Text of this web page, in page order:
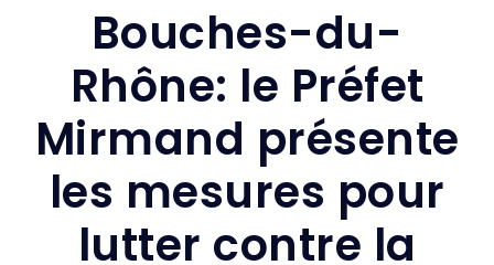
Bouches-du-
Rhône: le Préfet
Mirmand présente
les mesures pour
lutter contre la